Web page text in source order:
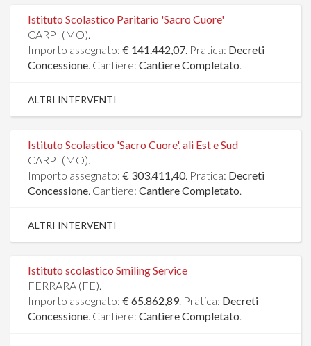
Istituto Scolastico Paritario 'Sacro Cuore'
CARPI (MO).
Importo assegnato: € 141.442,07. Pratica: Decreti
Concessione. Cantiere: Cantiere Completato.
ALTRI INTERVENTI
Istituto Scolastico 'Sacro Cuore', ali Est e Sud
CARPI (MO).
Importo assegnato: € 303.411,40. Pratica: Decreti
Concessione. Cantiere: Cantiere Completato.
ALTRI INTERVENTI
Istituto scolastico Smiling Service
FERRARA (FE).
Importo assegnato: € 65.862,89. Pratica: Decreti
Concessione. Cantiere: Cantiere Completato.